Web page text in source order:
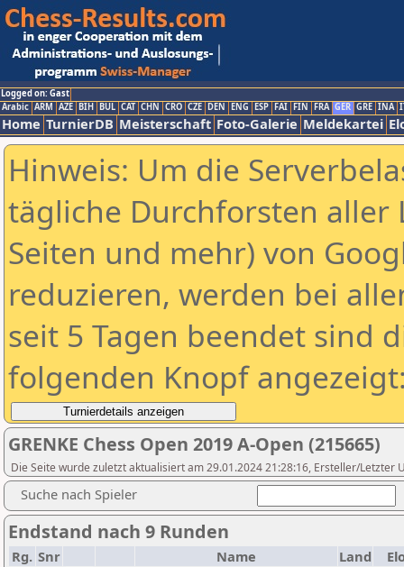
Logged on: Gast
Arabic ARM AZE BIH BUL CAT CHN CRO CZE DEN ENG ESP FAI FIN FRA GER GRE INA
Home TurnierDB Meisterschaft Foto-Galerie Meldekartei
Hinweis: Um die
tägliche Durchforsten aller
Seiten und mehr) von
reduzieren, werden bei
seit 5 Tagen beendet sind
folgenden Knopf
GRENKE Chess Open 2019 A-Open (215665)
Die Seite wurde zuletzt aktualisiert am 29.01.2024 21:28:16, Ersteller/Letzter
Suche nach Spieler
Endstand nach 9 Runden
Rg. Snr Name Land